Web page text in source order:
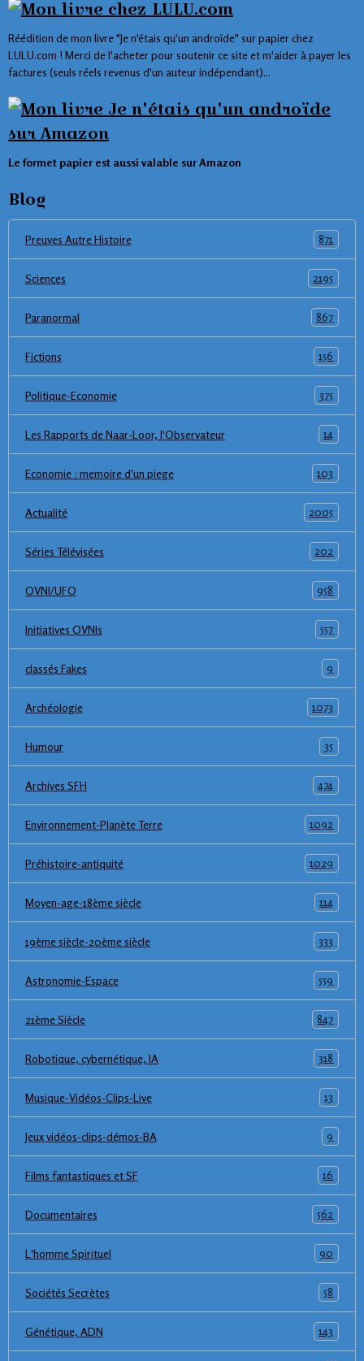
Réédition de mon livre "Je n'étais qu'un androïde" sur papier chez
LULU.com ! Merci de l'acheter pour soutenir ce site et m'aider à payer les
factures (seuls réels revenus d'un auteur indépendant)...
Le formet papier est aussi valable sur Amazon
Blog
Preuves Autre Histoire 871
Sciences 2195
Paranormal 867
Fictions 156
Politique-Economie 375
Les Rapports de Naar-Loor, l'Observateur 14
Economie : memoire d'un piege 103
Actualité 2005
Séries Télévisées 202
OVNI/UFO 958
Initiatives OVNIs 557
classés Fakes 9
Archéologie 1073
Humour 35
Archives SFH 474
Environnement-Planète Terre 1092
Préhistoire-antiquité 1029
Moyen-age-18ème siècle 114
19ème siècle-20ème siècle 333
Astronomie-Espace 559
21ème Siècle 847
Robotique, cybernétique, IA 318
Musique-Vidéos-Clips-Live 13
Jeux vidéos-clips-démos-BA 9
Films fantastiques et SF 16
Documentaires 562
L'homme Spirituel 90
Sociétés Secrètes 58
Génétique, ADN 143